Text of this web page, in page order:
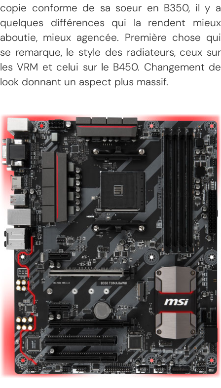
copie conforme de sa soeur en B350, il y a
quelques différences qui la rendent mieux
aboutie, mieux agencée. Première chose qui
se remarque, le style des radiateurs, ceux sur
les VRM et celui sur le B450. Changement de
look donnant un aspect plus massif.